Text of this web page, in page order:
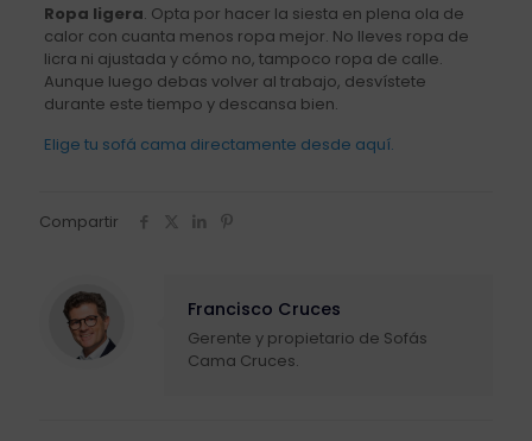
Ropa ligera. Opta por hacer la siesta en plena ola de
calor con cuanta menos ropa mejor. No lleves ropa de
licra ni ajustada y cómo no, tampoco ropa de calle.
Aunque luego debas volver al trabajo, desvístete
durante este tiempo y descansa bien.
Elige tu sofá cama directamente desde aquí.
Compartir
Francisco Cruces
Gerente y propietario de Sofás
Cama Cruces.